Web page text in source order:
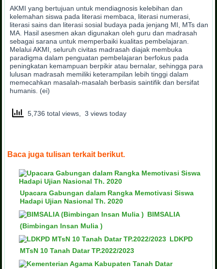
AKMI yang bertujuan untuk mendiagnosis kelebihan dan
kelemahan siswa pada literasi membaca, literasi numerasi,
literasi sains dan literasi sosial budaya pada jenjang MI, MTs dan
MA. Hasil asesmen akan digunakan oleh guru dan madrasah
sebagai sarana untuk memperbaiki kualitas pembelajaran.
Melalui AKMI, seluruh civitas madrasah diajak membuka
paradigma dalam penguatan pembelajaran berfokus pada
peningkatan kemampuan berpikir atau bernalar, sehingga para
lulusan madrasah memiliki keterampilan lebih tinggi dalam
memecahkan masalah-masalah berbasis saintifik dan bersifat
humanis. (ei)
5,736 total views, 3 views today
Baca juga tulisan terkait berikut.
Upacara Gabungan dalam Rangka Memotivasi Siswa
Hadapi Ujian Nasional Th. 2020
BIMSALIA
(Bimbingan Insan Mulia )
LDKPD
MTsN 10 Tanah Datar TP.2022/2023